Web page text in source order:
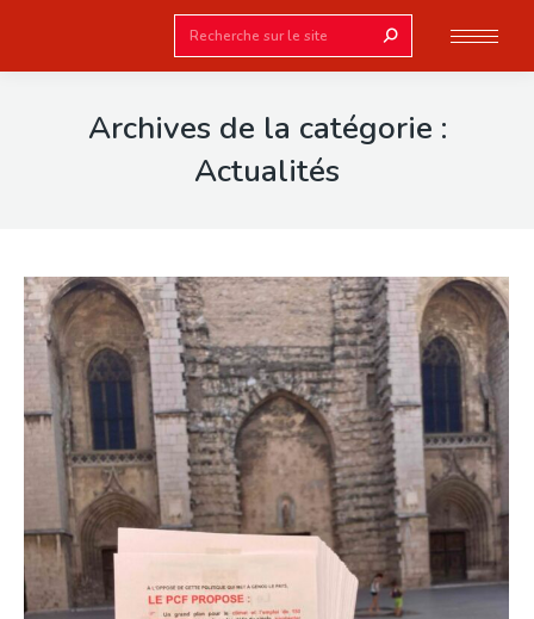
Search:
Archives de la catégorie :
Actualités